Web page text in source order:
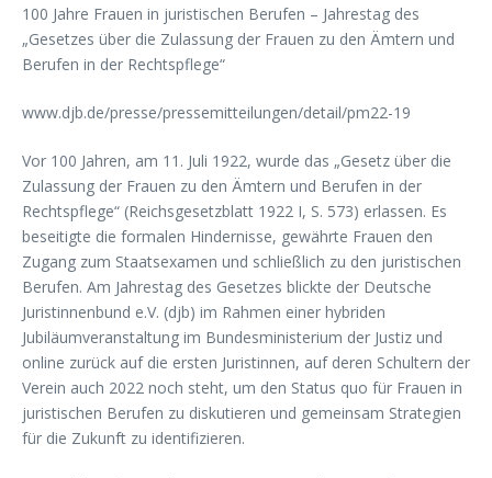
100 Jahre Frauen in juristischen Berufen – Jahrestag des
„Gesetzes über die Zulassung der Frauen zu den Ämtern und
Berufen in der Rechtspflege“
www.djb.de/presse/pressemitteilungen/detail/pm22-19
Vor 100 Jahren, am 11. Juli 1922, wurde das „Gesetz über die
Zulassung der Frauen zu den Ämtern und Berufen in der
Rechtspflege“ (Reichsgesetzblatt 1922 I, S. 573) erlassen. Es
beseitigte die formalen Hindernisse, gewährte Frauen den
Zugang zum Staatsexamen und schließlich zu den juristischen
Berufen. Am Jahrestag des Gesetzes blickte der Deutsche
Juristinnenbund e.V. (djb) im Rahmen einer hybriden
Jubiläumveranstaltung im Bundesministerium der Justiz und
online zurück auf die ersten Juristinnen, auf deren Schultern der
Verein auch 2022 noch steht, um den Status quo für Frauen in
juristischen Berufen zu diskutieren und gemeinsam Strategien
für die Zukunft zu identifizieren.